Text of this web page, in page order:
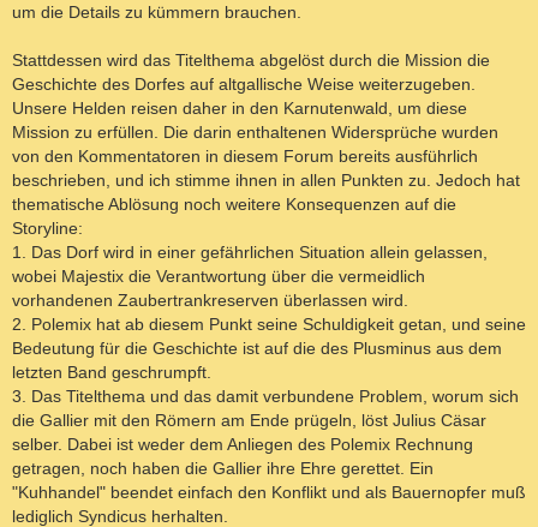
um die Details zu kümmern brauchen.
Stattdessen wird das Titelthema abgelöst durch die Mission die
Geschichte des Dorfes auf altgallische Weise weiterzugeben.
Unsere Helden reisen daher in den Karnutenwald, um diese
Mission zu erfüllen. Die darin enthaltenen Widersprüche wurden
von den Kommentatoren in diesem Forum bereits ausführlich
beschrieben, und ich stimme ihnen in allen Punkten zu. Jedoch hat
thematische Ablösung noch weitere Konsequenzen auf die
Storyline:
1. Das Dorf wird in einer gefährlichen Situation allein gelassen,
wobei Majestix die Verantwortung über die vermeidlich
vorhandenen Zaubertrankreserven überlassen wird.
2. Polemix hat ab diesem Punkt seine Schuldigkeit getan, und seine
Bedeutung für die Geschichte ist auf die des Plusminus aus dem
letzten Band geschrumpft.
3. Das Titelthema und das damit verbundene Problem, worum sich
die Gallier mit den Römern am Ende prügeln, löst Julius Cäsar
selber. Dabei ist weder dem Anliegen des Polemix Rechnung
getragen, noch haben die Gallier ihre Ehre gerettet. Ein
"Kuhhandel" beendet einfach den Konflikt und als Bauernopfer muß
lediglich Syndicus herhalten.